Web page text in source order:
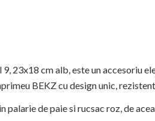
23x18 cm alb, este un accesoriu
BEKZ cu design unic,
palarie de paie si rucsac roz, de